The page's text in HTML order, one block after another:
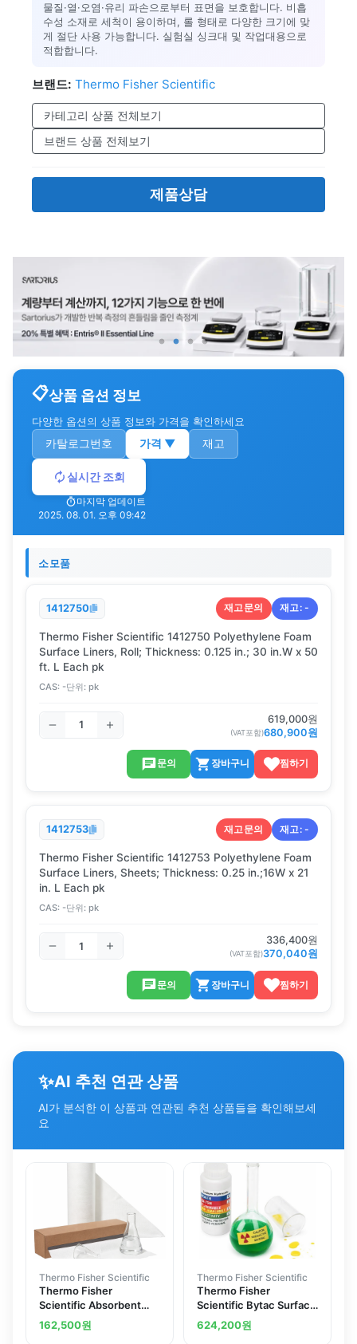
물질·열·오염·유리 파손으로부터 표면을 보호합니다. 비흡
수성 소재로 세척이 용이하며, 롤 형태로 다양한 크기에 맞
게 절단 사용 가능합니다. 실험실 싱크대 및 작업대용으로
적합합니다.
브랜드: Thermo Fisher Scientific
카테고리 상품 전체보기
브랜드 상품 전체보기
제품상담
상품 옵션 정보
다양한 옵션의 상품 정보와 가격을 확인하세요
카탈로그번호 가격 ▼ 재고
실시간 조회
마지막 업데이트
2025. 08. 01. 오후 09:42
소모품
1412750 재고문의 재고:-
Thermo Fisher Scientific 1412750 Polyethylene Foam
Surface Liners, Roll; Thickness: 0.125 in.; 30 in.W x 50
ft. L Each pk
CAS: -단위: pk
619,000원
(VAT포함)680,900원
문의 장바구니 찜하기
1412753 재고문의 재고:-
Thermo Fisher Scientific 1412753 Polyethylene Foam
Surface Liners, Sheets; Thickness: 0.25 in.;16W x 21
in. L Each pk
CAS: -단위: pk
336,400원
(VAT포함)370,040원
문의 장바구니 찜하기
✨AI 추천 연관 상품
AI가 분석한 이 상품과 연관된 추천 상품들을 확인해보세
요
Thermo Fisher Scientific
Thermo Fisher
Scientific Absorbent
Surface Liners
162,500원
Thermo Fisher Scientific
Thermo Fisher
Scientific Bytac Surface
Protector FEP White
Vinyl 12 1 2 in. x 15 ft. roll
624,200원